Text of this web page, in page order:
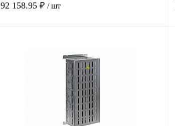
92 158.95 ₽ / шт
Сравнение
Под заказ